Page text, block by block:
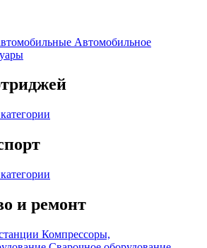
Автомобильное
и ремонт
Компрессоры,